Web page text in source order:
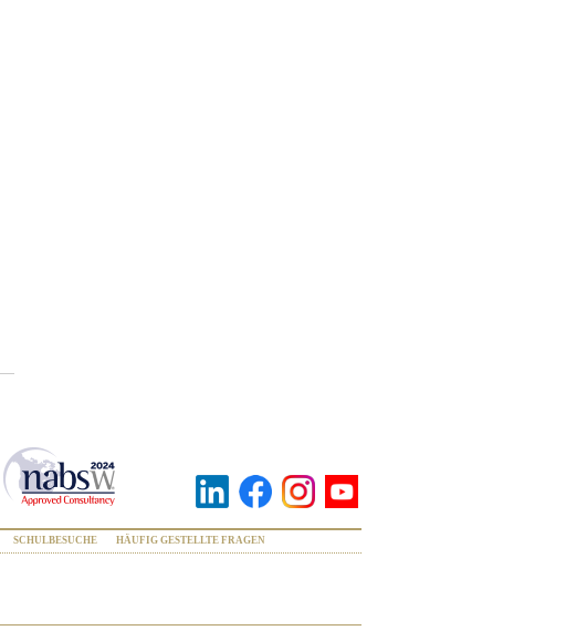
SCHULBESUCHE HÄUFIG GESTELLTE FRAGEN